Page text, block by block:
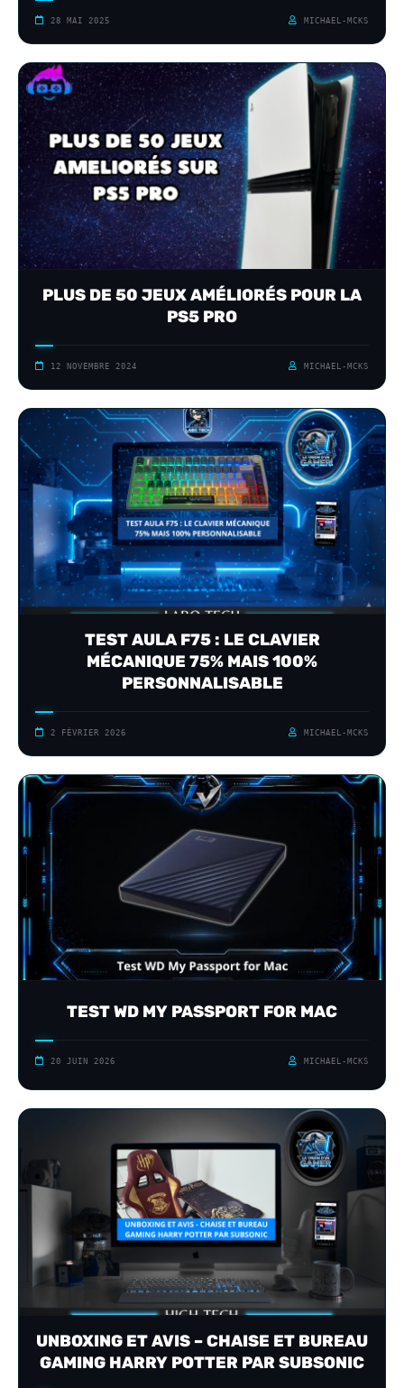
28 MAI 2025 MICHAEL-MCKS
PLUS DE 50 JEUX AMÉLIORÉS POUR LA
PS5 PRO
12 NOVEMBRE 2024 MICHAEL-MCKS
TEST AULA F75 : LE CLAVIER
MÉCANIQUE 75% MAIS 100%
PERSONNALISABLE
2 FÉVRIER 2026 MICHAEL-MCKS
TEST WD MY PASSPORT FOR MAC
20 JUIN 2026 MICHAEL-MCKS
UNBOXING ET AVIS – CHAISE ET BUREAU
GAMING HARRY POTTER PAR SUBSONIC